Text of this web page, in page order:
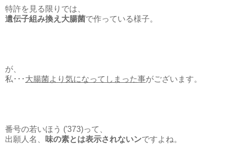
特許を見る限りでは、
遺伝子組み換え大腸菌で作っている様子。
が、
私･･･ 大腸菌より気になってしまった事がございます。
番号の若いほう ('373)って、
出願人名、
味の素とは表示されないンですよね。